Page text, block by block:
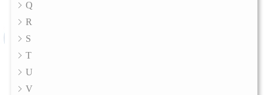
Q
R
S
T
U
V